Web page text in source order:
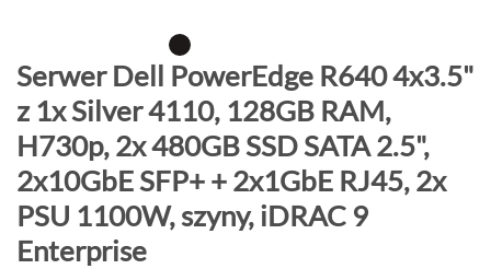
P
z
e
j
d
ź
n
Serwer Dell PowerEdge R640 4x3.5"
z 1x Silver 4110, 128GB RAM,
H730p, 2x 480GB SSD SATA 2.5",
2x10GbE SFP+ + 2x1GbE RJ45, 2x
PSU 1100W, szyny, iDRAC 9
Enterprise